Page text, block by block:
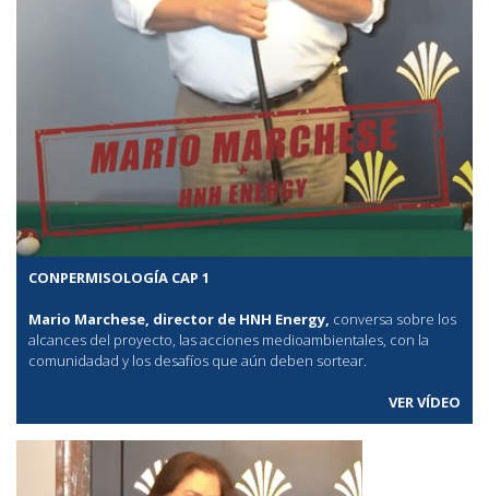
CONPERMISOLOGÍA CAP 1
Mario Marchese, director de HNH Energy, conversa sobre los
alcances del proyecto, las acciones medioambientales, con la
comunidadad y los desafíos que aún deben sortear.
VER VÍDEO